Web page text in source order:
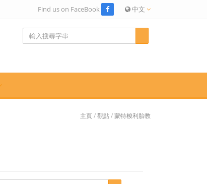
中文
Find us on FaceBook
主頁/觀點/蒙特梭利胎教